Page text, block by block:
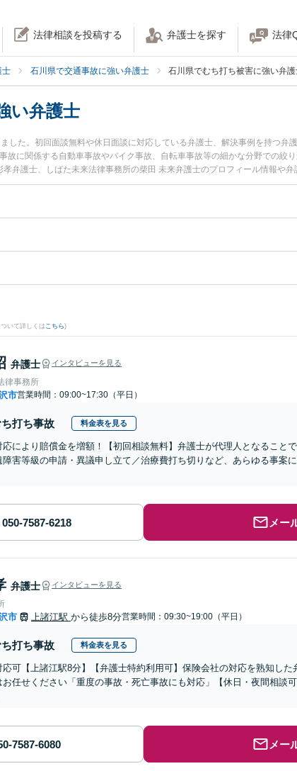
法律相談を投稿する 弁護士を探す 法律
士 石川県で交通事故に強い弁護士 石川県でむち打ち被害に強い弁
い弁護士
した。初回面談無料や休日面談に対応している弁護士、解決事例を持つ弁
故に関係する自動車事故やバイク事故、自転車事故等の細かな分野での絞
弁護士、しばた未来法律事務所の柴田 未来弁護士のプロフィール情報や
今すぐに弁護士に相談したい』『むち打ち事故のトラブル解決の実績豊富
予約したい』などでお困りの相談者さんにおすすめです。
いて詳しくは こちら)
弁護士 インタビューを見る
律事務所
市営業時間：09:00~17:30（平日）
打ち事故 料金表を見る
応により賠償金を増額！【初回相談無料】弁護士が代理人となること
障害等級の申請・異議申し立て／治療費打ち切りなど、あらゆる事案
メー
弁護士 インタビューを見る
市 上諸江駅 から徒歩8分営業時間：09:30~19:00（平日）
打ち事故 料金表を見る
応可【上諸江駅8分】【弁護士特約利用可】保険会社の対応を熟知し
お任せください「重度の事故・死亡事故にも対応」【休日・夜間相談
メー